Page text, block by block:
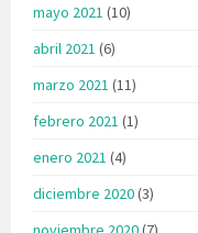
mayo 2021 (10)
abril 2021 (6)
marzo 2021 (11)
febrero 2021 (1)
enero 2021 (4)
diciembre 2020(3)